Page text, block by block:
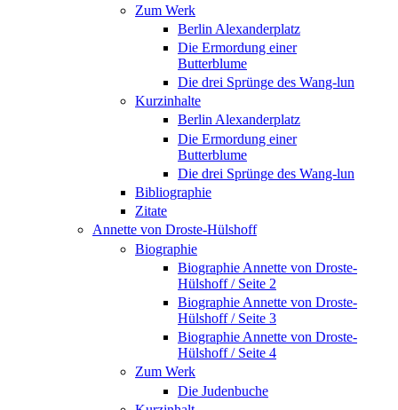
Zum Werk
Berlin Alexanderplatz
Die Ermordung einer
Butterblume
Die drei Sprünge des Wang-lun
Kurzinhalte
Berlin Alexanderplatz
Die Ermordung einer
Butterblume
Die drei Sprünge des Wang-lun
Bibliographie
Zitate
Annette von Droste-Hülshoff
Biographie
Biographie Annette von Droste-
Hülshoff / Seite 2
Biographie Annette von Droste-
Hülshoff / Seite 3
Biographie Annette von Droste-
Hülshoff / Seite 4
Zum Werk
Die Judenbuche